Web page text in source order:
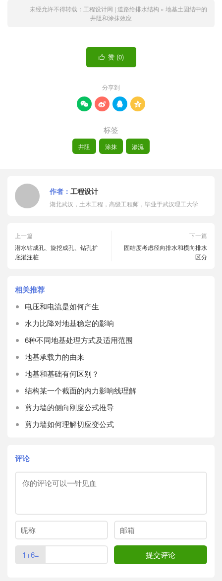
未经允许不得转载： 工程设计网 | 道路给排水结构 » 地基土固结中的
井阻和涂抹效应
 赞 (0)
分享到
   
标签
井阻 涂抹 渗流
作者： 工程设计
湖北武汉，土木工程，高级工程师，毕业于武汉理工大学
上一篇
潜水钻成孔、旋挖成孔、钻孔扩
底灌注桩
下一篇
固结度考虑径向排水和横向排水
区分
相关推荐
电压和电流是如何产生
水力比降对地基稳定的影响
6种不同地基处理方式及适用范围
地基承载力的由来
地基和基础有何区别？
结构某一个截面的内力影响线理解
剪力墙的侧向刚度公式推导
剪力墙如何理解切应变公式
评论
1+6=